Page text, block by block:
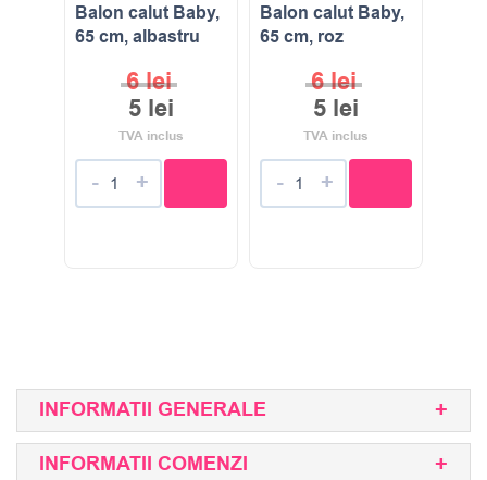
Balon calut Baby,
65 cm, albastru
6lei
5 lei
TVA inclus
- +
Balon calut Baby,
65 cm, roz
6lei
5 lei
TVA inclus
- +
INFORMATII GENERALE
INFORMATII COMENZI